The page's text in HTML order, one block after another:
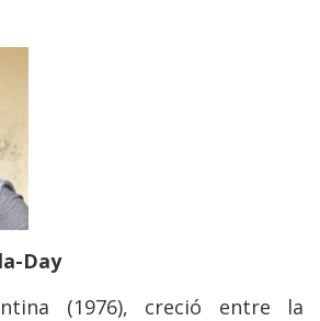
Day
(1976), creció entre la